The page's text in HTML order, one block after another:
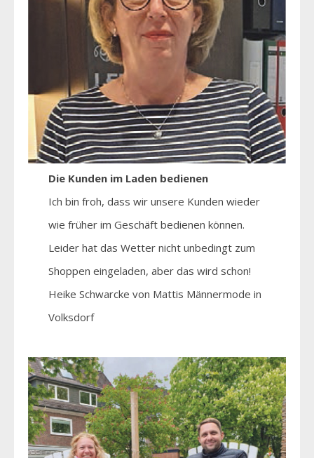
Die Kunden im Laden bedienen
Ich bin froh, dass wir unsere Kunden wieder
wie früher im Geschäft bedienen können.
Leider hat das Wetter nicht unbedingt zum
Shoppen eingeladen, aber das wird schon!
Heike Schwarcke von Mattis Männermode in
Volksdorf